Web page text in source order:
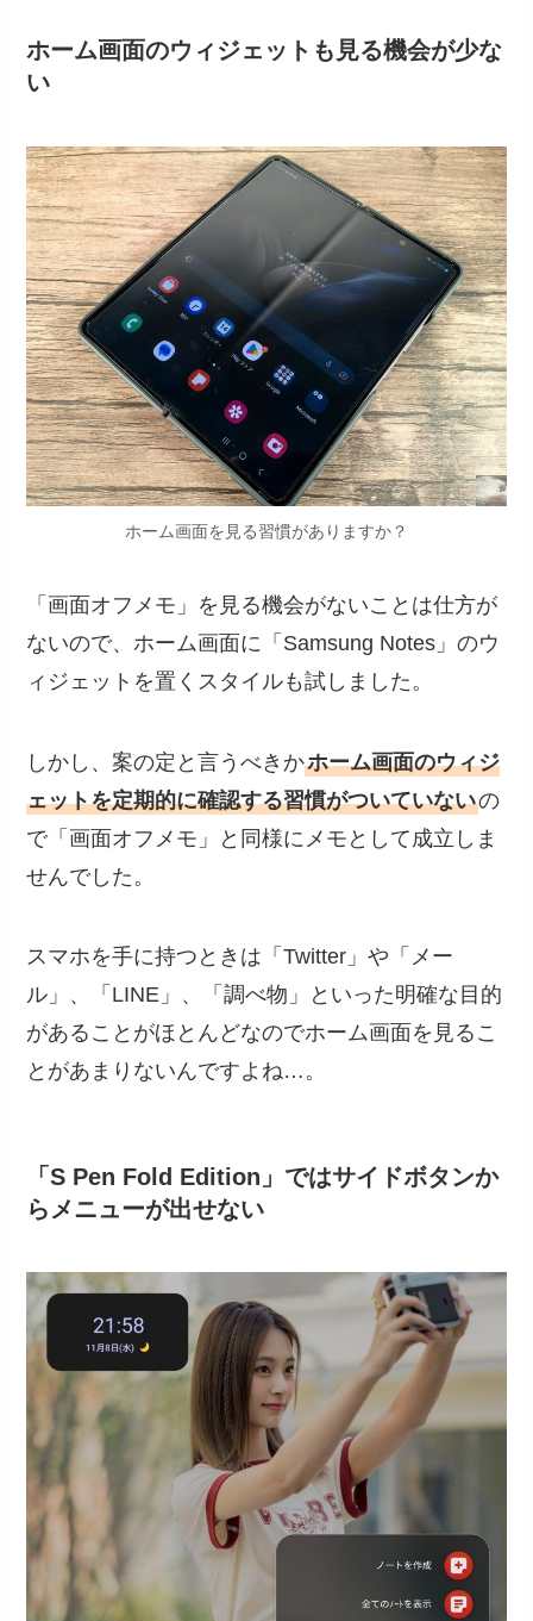
ホーム画面のウィジェットも見る機会が少な
い
ホーム画面を見る習慣がありますか？
「画面オフメモ」を見る機会がないことは仕方が
ないので、ホーム画面に「Samsung Notes」のウ
ィジェットを置くスタイルも試しました。
しかし、案の定と言うべきかホーム画面のウィジ
ェットを定期的に確認する習慣がついていないの
で「画面オフメモ」と同様にメモとして成立しま
せんでした。
スマホを手に持つときは「Twitter」や「メー
ル」、「LINE」、「調べ物」といった明確な目的
があることがほとんどなのでホーム画面を見るこ
とがあまりないんですよね…。
「S Pen Fold Edition」ではサイドボタンか
らメニューが出せない